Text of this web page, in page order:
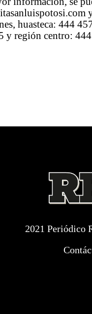
huasteca: 444
y región centro:
2021 Periódico